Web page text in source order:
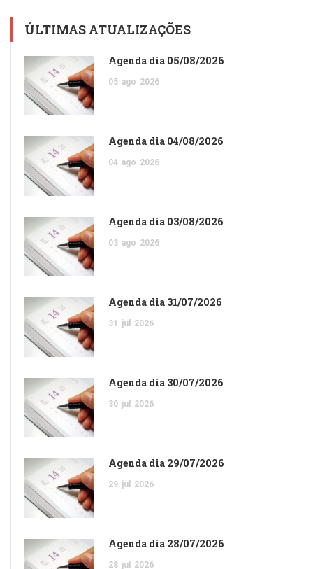
ÚLTIMAS ATUALIZAÇÕES
Agenda dia 05/08/2026
05 ago 2026
Agenda dia 04/08/2026
04 ago 2026
Agenda dia 03/08/2026
03 ago 2026
Agenda dia 31/07/2026
31 jul 2026
Agenda dia 30/07/2026
30 jul 2026
Agenda dia 29/07/2026
29 jul 2026
Agenda dia 28/07/2026
28 jul 2026